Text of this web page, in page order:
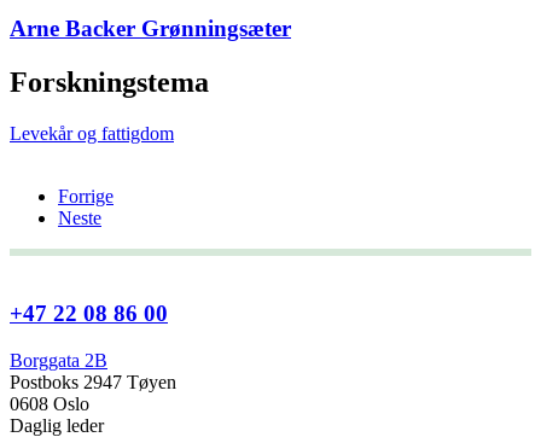
Arne Backer Grønningsæter
Forskningstema
Levekår og fattigdom
Forrige
Neste
+47 22 08 86 00
Borggata 2B
Postboks 2947 Tøyen
0608 Oslo
Daglig leder